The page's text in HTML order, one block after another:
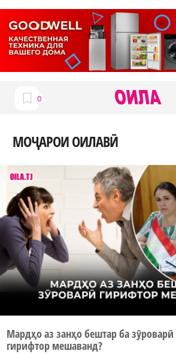
МОҶАРОИ ОИЛАВӢ
Мардҳо аз занҳо бештар ба зӯроварӣ
гирифтор мешаванд?